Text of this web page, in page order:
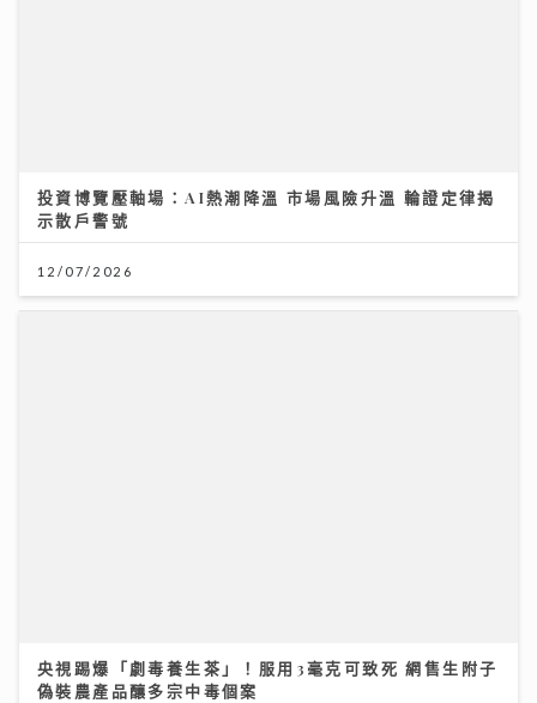
投資博覽壓軸場：AI熱潮降溫 市場風險升溫 輪證定律揭
示散戶警號
12/07/2026
央視踢爆「劇毒養生茶」！服用3毫克可致死 網售生附子
偽裝農產品釀多宗中毒個案